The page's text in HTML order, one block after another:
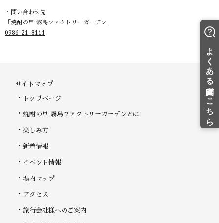
・問い合わせ先
「焼酎の里 霧島ファクトリーガーデン」
0986-21-8111
サイトマップ
トップページ
焼酎の里 霧島ファクトリーガーデンとは
楽しみ方
新着情報
イベント情報
場内マップ
アクセス
旅行会社様へのご案内